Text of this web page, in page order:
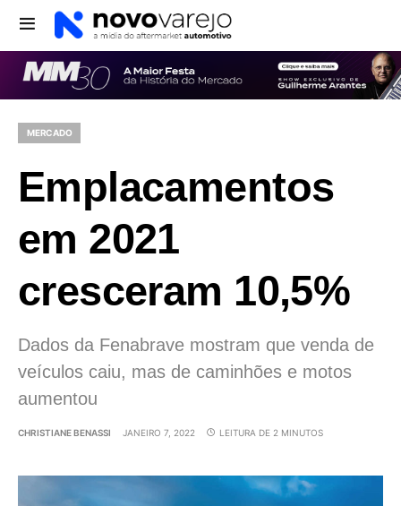
MERCADO
Emplacamentos
em 2021
cresceram 10,5%
Dados da Fenabrave mostram que venda de
veículos caiu, mas de caminhões e motos
aumentou
CHRISTIANE BENASSI JANEIRO 7, 2022 LEITURA DE 2 MINUTOS